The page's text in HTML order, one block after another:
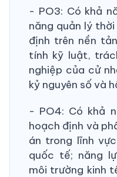
- PO3: Có khả
năng quản lý
định trên nền
tính kỹ luật,
nghiệp của cử
kỷ nguyên số và
- PO4: Có khả
hoạch định và
án trong lĩnh
quốc tế; năng
môi trường kinh